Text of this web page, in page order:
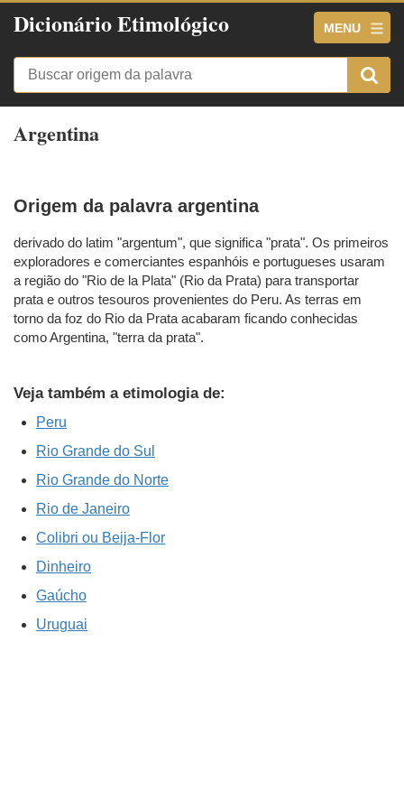
Dicionário Etimológico MENU
Argentina
Origem da palavra argentina
derivado do latim "argentum", que significa "prata". Os primeiros
exploradores e comerciantes espanhóis e portugueses usaram
a região do "Rio de la Plata" (Rio da Prata) para transportar
prata e outros tesouros provenientes do Peru. As terras em
torno da foz do Rio da Prata acabaram ficando conhecidas
como Argentina, "terra da prata".
Veja também a etimologia de:
Peru
Rio Grande do Sul
Rio Grande do Norte
Rio de Janeiro
Colibri ou Beija-Flor
Dinheiro
Gaúcho
Uruguai